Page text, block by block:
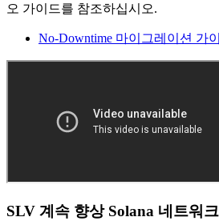
오 가이드를 참조하십시오.
No-Downtime 마이그레이션 가
SLV 계속 향상 Solana 네트워